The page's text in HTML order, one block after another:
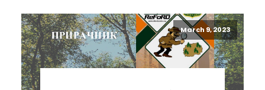
March 9, 2023